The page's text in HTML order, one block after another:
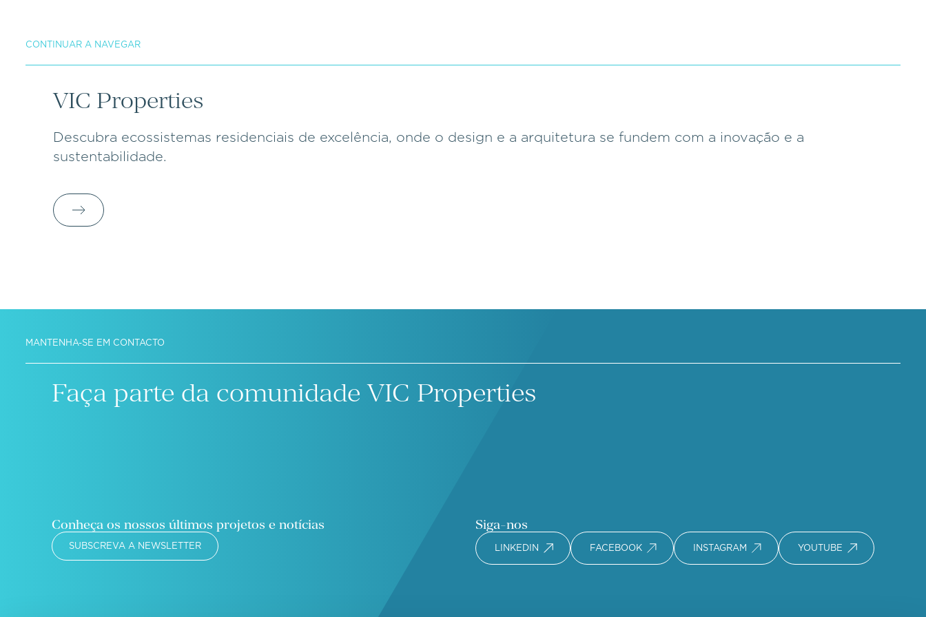
CONTINUAR A NAVEGAR
VIC Properties
Descubra ecossistemas residenciais de excelência, onde o design e a arquitetura se fundem com a inovação e a
sustentabilidade.
MANTENHA-SE EM CONTACTO
Faça parte da comunidade VIC Properties
Conheça os nossos últimos projetos e notícias
SUBSCREVA A NEWSLETTER
Siga-nos
LINKEDIN FACEBOOK INSTAGRAM YOUTUBE